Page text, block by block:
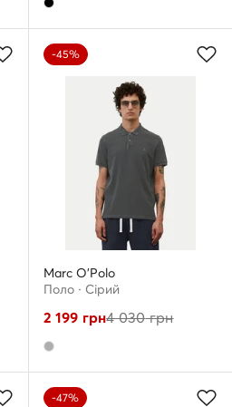
-45%
Marc O'Polo
Поло · Сірий
2 199 грн4 030грн
-47%